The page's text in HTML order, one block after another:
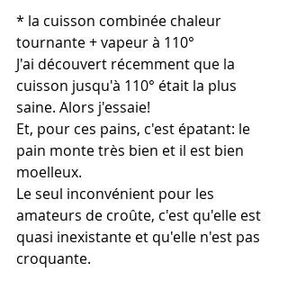
* la cuisson combinée chaleur
tournante + vapeur à 110°
J'ai découvert récemment que la
cuisson jusqu'à 110° était la plus
saine. Alors j'essaie!
Et, pour ces pains, c'est épatant: le
pain monte très bien et il est bien
moelleux.
Le seul inconvénient pour les
amateurs de croûte, c'est qu'elle est
quasi inexistante et qu'elle n'est pas
croquante.